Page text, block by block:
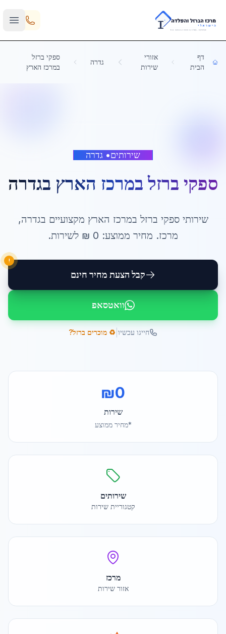
Skip to main content
דף
הבית
אזורי
שירות
גדרה
ספקי ברזל
במרכז הארץ
שירותים• גדרה
ספקי ברזל במרכז הארץ בגדרה
שירותיספקי ברזל במרכז הארץ מקצועיים בגדרה,
מרכז. מחיר ממוצע: 0 ₪ לשירות.
קבל הצעת מחיר חינם
!
וואטסאפ
חייגו עכשיו ♻️ מוכרים ברזל?
₪0
שירות
*מחיר ממוצע
שירותים
קטגוריית שירות
מרכז
אזור שירות